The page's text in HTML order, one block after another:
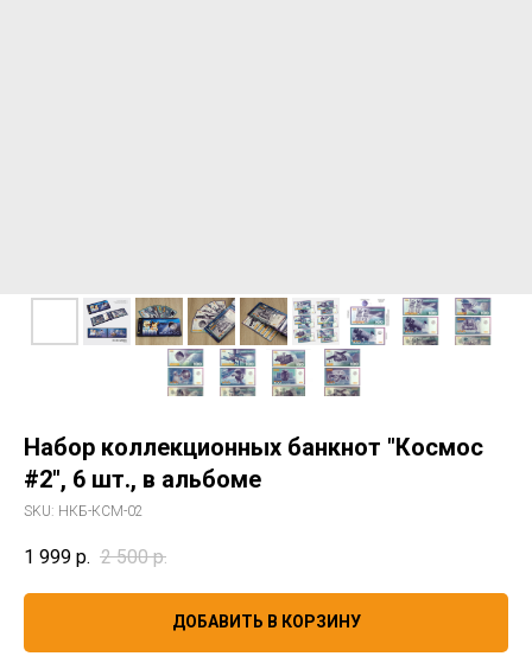
Набор коллекционных банкнот "Космос
#2", 6 шт., в альбоме
SKU: НКБ-КСМ-02
1 999 р. 2 500 р.
ДОБАВИТЬ В КОРЗИНУ